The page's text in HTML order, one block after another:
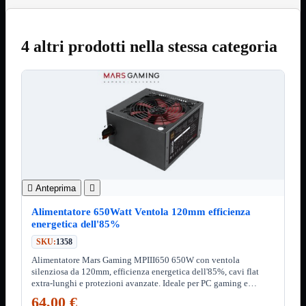
12Volt
PuliziaMostra tutti i prodotti
Spray
AccessoriMostra tutti i prodotti
Borse Notebook 
Docking Station
HUB USB 
Joypad Joystick
Lettore di Memorie
Lettori Barcode
superiore a 15,6"
HUB USBMostra tutti i prodotti
4 altri prodotti nella stessa categoria
 Anteprima 
Alimentatore 650Watt Ventola 120mm efficienza
energetica dell'85%
SKU:1358
Alimentatore Mars Gaming MPIII650 650W con ventola
silenziosa da 120mm, efficienza energetica dell'85%, cavi flat
extra-lunghi e protezioni avanzate. Ideale per PC gaming e
64,00 €